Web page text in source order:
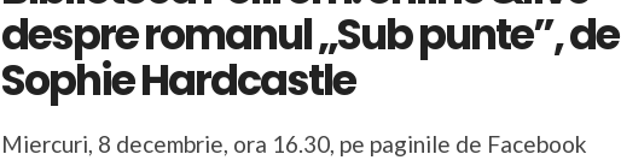
despre romanul „Sub punte”, de
Sophie Hardcastle
Miercuri, 8 decembrie, ora 16.30, pe paginile de Facebook